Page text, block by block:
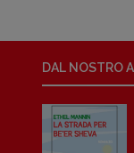
DAL NOSTRO